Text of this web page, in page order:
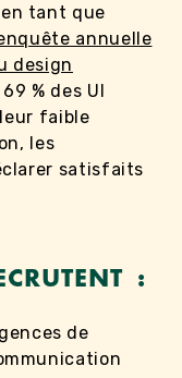
tant que
annuelle
design
% des UI
faible
les
satisfaits
:
de